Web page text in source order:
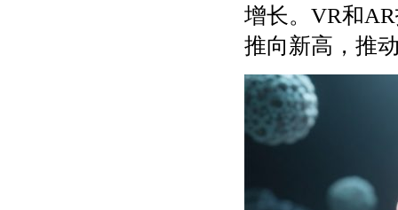
增长。VR和
推向新高，推